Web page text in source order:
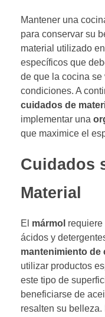
Mantener una
para conservar su
material utilizado
específicos que
de que la cocina se
condiciones. A
cuidados de
implementar una
que maximice el
Cuidados
Material
El mármol
ácidos y
mantenimiento de
utilizar productos
este tipo de
beneficiarse de
resalten su belleza.